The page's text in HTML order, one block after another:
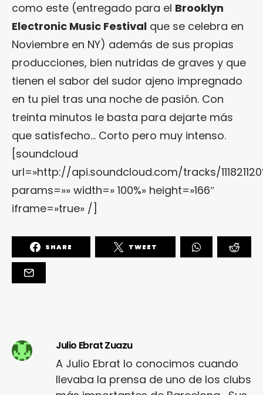
como este (entregado para el Brooklyn
Electronic Music Festival que se celebra en
Noviembre en NY) además de sus propias
producciones, bien nutridas de graves y que
tienen el sabor del sudor ajeno impregnado
en tu piel tras una noche de pasión. Con
treinta minutos le basta para dejarte más
que satisfecho… Corto pero muy intenso.
[soundcloud
url=»http://api.soundcloud.com/tracks/
params=»» width=» 100%» height=»166″
iframe=»true» /]
SHARE TWEET
Julio Ebrat Zuazu
A Julio Ebrat lo conocimos cuando
llevaba la prensa de uno de los clubs